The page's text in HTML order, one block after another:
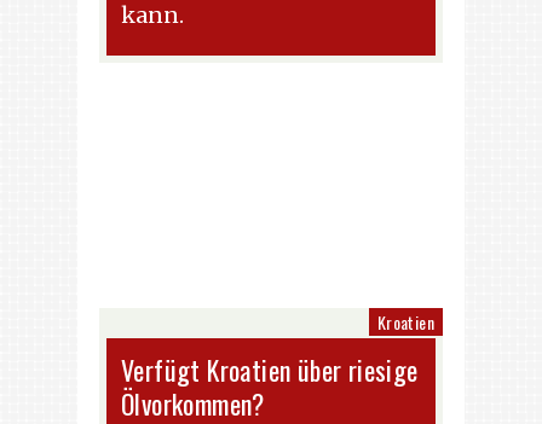
kann.
Kroatien
Verfügt Kroatien über riesige
Ölvorkommen?